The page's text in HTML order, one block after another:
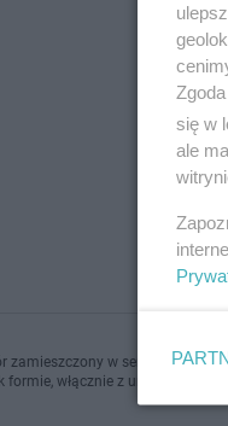
zamieszczony w serwisie nie
formie, włącznie z
się w
ale